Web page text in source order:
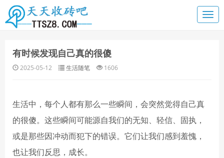
有时候发现自己真的很傻
2025-05-12 生活随笔 1606
生活中，每个人都有那么一些瞬间，会突然觉得自己真
的很傻。这些瞬间可能源自我们的无知、轻信、固执，
或是那些因冲动而犯下的错误。它们让我们感到羞愧，
也让我们反思，成长。